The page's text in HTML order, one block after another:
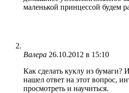
маленькой принцессой будем
Валера 26.10.2012 в 15:10
Как сделать куклу из бумаги?
нашел ответ на этот вопрос,
просмотреть и научиться.